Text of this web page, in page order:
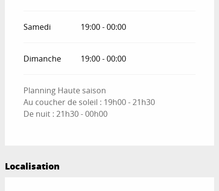
Samedi 19:00 - 00:00
Dimanche 19:00 - 00:00
Planning Haute saison
Au coucher de soleil : 19h00 - 21h30
De nuit : 21h30 - 00h00
Localisation